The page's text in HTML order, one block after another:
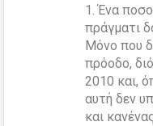
1. Ένα
πράγματι
Μόνο που
πρόοδο,
2010 και,
αυτή δεν
και